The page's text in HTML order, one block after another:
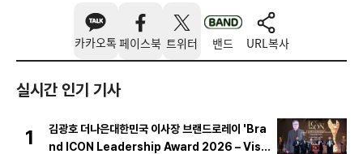
카카오톡 페이스북 트위터 밴드 URL복사
실시간 인기 기사
1
김광호 더나은대한민국 이사장 브랜드로레이 'Bra
nd ICON Leadership Award 2026 – Visio